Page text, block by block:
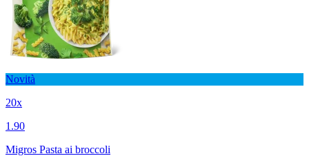
Novità
20x
1.90
Migros Pasta ai broccoli